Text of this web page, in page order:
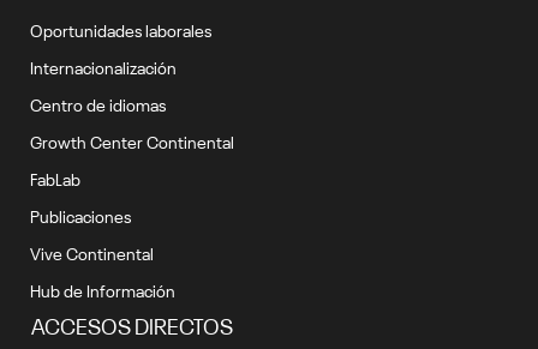
Oportunidades laborales
Internacionalización
Centro de idiomas
Growth Center Continental
FabLab
Publicaciones
Vive Continental
Hub de Información
ACCESOS DIRECTOS